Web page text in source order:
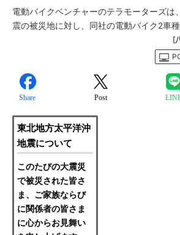
電動バイクベンチャーのテラモーターズは
震の被災地に対し、同社の電動バイク2車
[
Share Post
東北地方太平洋沖
地震について
このたびの大震災
で被災された皆さ
ま、ご家族ならび
に関係者の皆さま
に心からお見舞い